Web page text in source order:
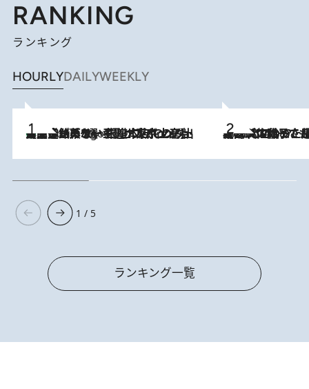
RANKING
ランキング
HOURLYDAILYWEEKLY
4 Hours Ago
【間違いのない王道・東京土産】資生堂パーラー 銀座本店でのみ出会える銘菓5選《極上プディング・濃厚チーズケーキ・ボンボンショコラほか》 2026.8.5
【阿川佐和子さんの年とる力】なぜ70代で始めた趣味は“こんなに楽しい”のか？ ピアノ、俳句…スランプに陥っても続けられる“ある秘訣”とは
1 / 5
ランキング一覧